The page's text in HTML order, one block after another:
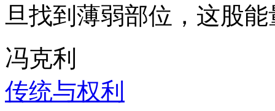
旦找到薄弱部位，这股
冯克利
传统与权利